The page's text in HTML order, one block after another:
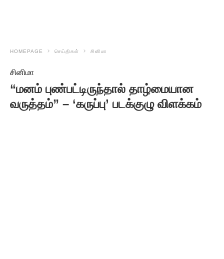
HOMEPAGE செய்திகள் சினிமா
சினிமா
“மனம் புண்பட்டிருந்தால் தாழ்மையான
வருத்தம்” – ‘கருப்பு’ படக்குழு விளக்கம்